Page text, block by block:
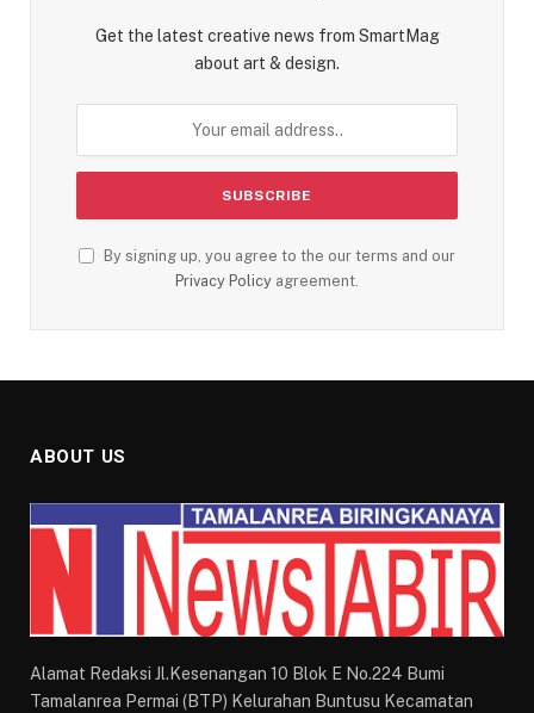
Get the latest creative news from SmartMag
about art & design.
By signing up, you agree to the our terms and our
Privacy Policy agreement.
ABOUT US
Alamat Redaksi Jl.Kesenangan 10 Blok E No.224 Bumi
Tamalanrea Permai (BTP) Kelurahan Buntusu Kecamatan